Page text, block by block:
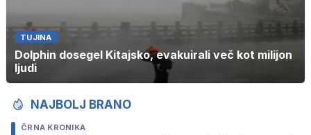
TUJINA
Dolphin dosegel Kitajsko, evakuirali več kot milijon
ljudi
NAJBOLJ BRANO
ČRNA KRONIKA